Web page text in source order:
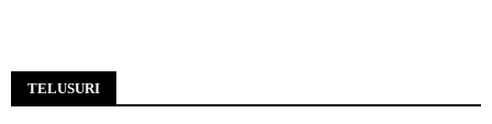
TELUSURI